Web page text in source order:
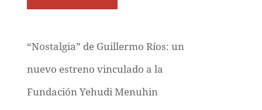
“Nostalgia” de Guillermo Ríos: un
nuevo estreno vinculado a la
Fundación Yehudi Menuhin